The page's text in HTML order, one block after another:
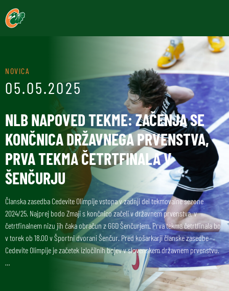
NOVICA
05.05.2025
NLB NAPOVED TEKME: ZAČENJA SE
KONČNICA DRŽAVNEGA PRVENSTVA,
PRVA TEKMA ČETRTFINALA V
ŠENČURJU
Članska zasedba Cedevite Olimpije vstopa v zadnji del tekmovalne sezone
2024/25. Najprej bodo Zmaji s končnico začeli v državnem prvenstva, v
četrtfinalnem nizu jih čaka obračun z GGD Šenčurjem. Prva tekma četrtfinala bo
v torek ob 18.00 v Športni dvorani Šenčur. Pred košarkarji članske zasedbe
Cedevite Olimpije je začetek izločilnih bojev v slovenskem državnem prvenstvu.
…